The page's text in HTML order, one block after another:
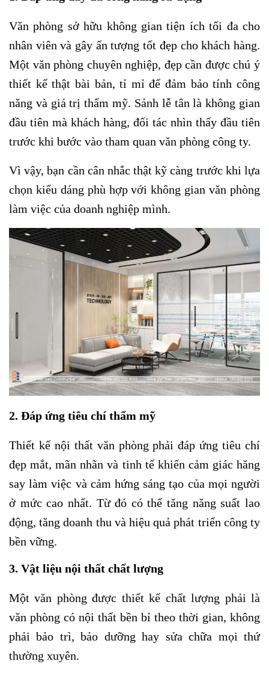
Văn phòng sở hữu không gian tiện ích tối đa cho
nhân viên và gây ấn tượng tốt đẹp cho khách hàng.
Một văn phòng chuyên nghiệp, đẹp cần được chú ý
thiết kế thật bài bản, tỉ mỉ để đảm bảo tính công
năng và giá trị thẩm mỹ. Sảnh lễ tân là không gian
đầu tiên mà khách hàng, đối tác nhìn thấy đầu tiên
trước khi bước vào tham quan văn phòng công ty.
Vì vậy, bạn cần cân nhắc thật kỹ càng trước khi lựa
chọn kiểu dáng phù hợp với không gian văn phòng
làm việc của doanh nghiệp mình.
2. Đáp ứng tiêu chí thẩm mỹ
Thiết kế nội thất văn phòng phải đáp ứng tiêu chí
đẹp mắt, mãn nhãn và tinh tế khiến cảm giác hăng
say làm việc và cảm hứng sáng tạo của mọi người
ở mức cao nhất. Từ đó có thể tăng năng suất lao
động, tăng doanh thu và hiệu quả phát triển công ty
bền vững.
3. Vật liệu nội thất chất lượng
Một văn phòng được thiết kế chất lượng phải là
văn phòng có nội thất bền bỉ theo thời gian, không
phải bảo trì, bảo dưỡng hay sửa chữa mọi thứ
thường xuyên.